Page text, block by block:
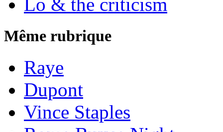
Lo & the criticism
Même rubrique
Raye
Dupont
Vince Staples